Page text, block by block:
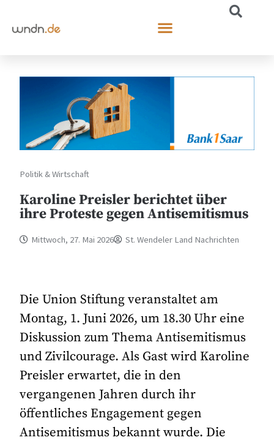
Politik & Wirtschaft
Karoline Preisler berichtet über
ihre Proteste gegen Antisemitismus
Mittwoch, 27. Mai 2026 St. Wendeler Land Nachrichten
Die Union Stiftung veranstaltet am
Montag, 1. Juni 2026, um 18.30 Uhr eine
Diskussion zum Thema Antisemitismus
und Zivilcourage. Als Gast wird Karoline
Preisler erwartet, die in den
vergangenen Jahren durch ihr
öffentliches Engagement gegen
Antisemitismus bekannt wurde. Die